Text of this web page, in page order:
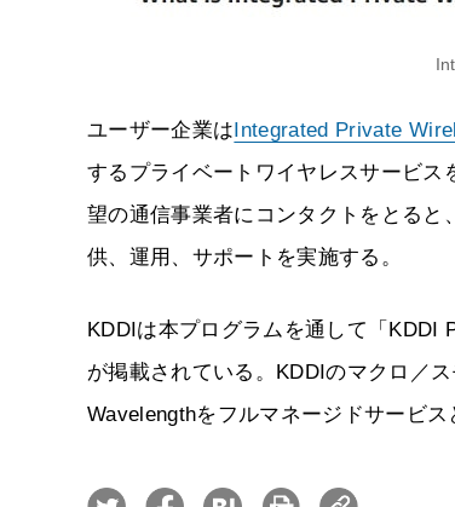
ユーザー企業はIntegrated Private
するプライベートワイヤレスサービ
望の通信事業者にコンタクトをとる
供、運用、サポートを実施する。
KDDIは本プログラムを通して「KDDI
が掲載されている。KDDIのマクロ／
Wavelengthをフルマネージドサービス